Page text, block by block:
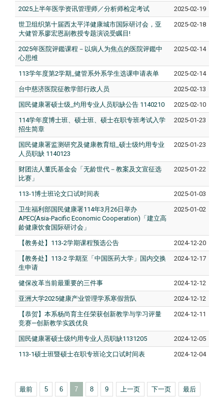
2025上半年医学资讯管理师／分析师检定考试 2025-02-19
世卫组织第十届西太平洋健康城市国际研讨会，亚
大健管系廖宏恩副教授专题演说受瞩目!
2025-02-18
2025年医院评鑑课程－以病人为焦点的医院评鑑中
心思维
2025-02-14
113学年度第2学期_健管系外系学生选课申请表单 2025-02-14
台中慈济医院征教学部行政人员 2025-02-13
国民健康署硕士级_约用专业人员职缺公告 1140210 2025-02-10
114学年度博士班、硕士班、硕士在职专班考试入学
招生简章
2025-01-23
国民健康署监测研究及健康教育组_硕士级约用专业
人员职缺 1140123
2025-01-23
财团法人董氏基金会「无龄世代－教案及文宣征选
比赛」
2025-01-22
113-1博士班论文口试时间表 2025-01-03
卫生福利部国民健康署114年3月26日举办
APEC(Asia-Pacific Economic Cooperation)「建立高
龄健康饮食国际研讨会」
2025-01-02
【教务处】113-2学期课程预选公告 2024-12-20
【教务处】113-2 学期至「中国医药大学」国内交换
生申请
2024-12-17
健保改革当前最重要的三件事 2024-12-12
亚洲大学2025健康产业管理学系寒假营队 2024-12-12
【恭贺】本系杨尚育主任荣获创新教学与学习评量
竞赛—创新教学实践优良
2024-12-11
国民健康署硕士级约用专业人员职缺1131205 2024-12-05
113-1硕士班暨硕士在职专班论文口试时间表 2024-12-04
最前 5 6 7 8 9 上一页 下一页 最后